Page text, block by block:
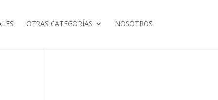
OTRAS CATEGORÍAS NOSOTROS